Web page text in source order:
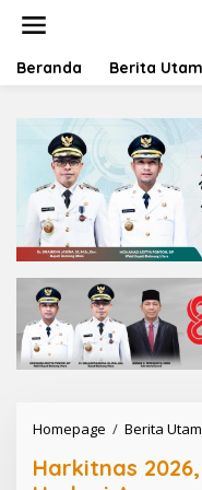
Beranda Berita
Homepage / Berita
Harkitnas